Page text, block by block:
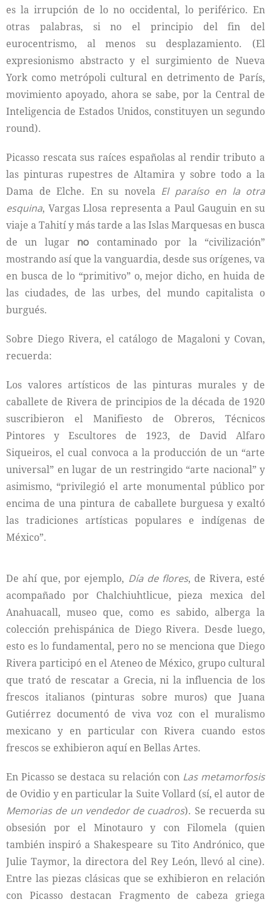
es la irrupción de lo no occidental, lo periférico. En
otras palabras, si no el principio del fin del
eurocentrismo, al menos su desplazamiento. (El
expresionismo abstracto y el surgimiento de Nueva
York como metrópoli cultural en detrimento de París,
movimiento apoyado, ahora se sabe, por la Central de
Inteligencia de Estados Unidos, constituyen un segundo
round).
Picasso rescata sus raíces españolas al rendir tributo a
las pinturas rupestres de Altamira y sobre todo a la
Dama de Elche. En su novela El paraíso en la otra
esquina, Vargas Llosa representa a Paul Gauguin en su
viaje a Tahití y más tarde a las Islas Marquesas en busca
de un lugar no contaminado por la “civilización”
mostrando así que la vanguardia, desde sus orígenes, va
en busca de lo “primitivo” o, mejor dicho, en huida de
las ciudades, de las urbes, del mundo capitalista o
burgués.
Sobre Diego Rivera, el catálogo de Magaloni y Covan,
recuerda:
Los valores artísticos de las pinturas murales y de
caballete de Rivera de principios de la década de 1920
suscribieron el Manifiesto de Obreros, Técnicos
Pintores y Escultores de 1923, de David Alfaro
Siqueiros, el cual convoca a la producción de un “arte
universal” en lugar de un restringido “arte nacional” y
asimismo, “privilegió el arte monumental público por
encima de una pintura de caballete burguesa y exaltó
las tradiciones artísticas populares e indígenas de
México”.
De ahí que, por ejemplo, Día de flores, de Rivera, esté
acompañado por Chalchiuhtlicue, pieza mexica del
Anahuacall, museo que, como es sabido, alberga la
colección prehispánica de Diego Rivera. Desde luego,
esto es lo fundamental, pero no se menciona que Diego
Rivera participó en el Ateneo de México, grupo cultural
que trató de rescatar a Grecia, ni la influencia de los
frescos italianos (pinturas sobre muros) que Juana
Gutiérrez documentó de viva voz con el muralismo
mexicano y en particular con Rivera cuando estos
frescos se exhibieron aquí en Bellas Artes.
En Picasso se destaca su relación con Las metamorfosis
de Ovidio y en particular la Suite Vollard (sí, el autor de
Memorias de un vendedor de cuadros). Se recuerda su
obsesión por el Minotauro y con Filomela (quien
también inspiró a Shakespeare su Tito Andrónico, que
Julie Taymor, la directora del Rey León, llevó al cine).
Entre las piezas clásicas que se exhibieron en relación
con Picasso destacan Fragmento de cabeza griega